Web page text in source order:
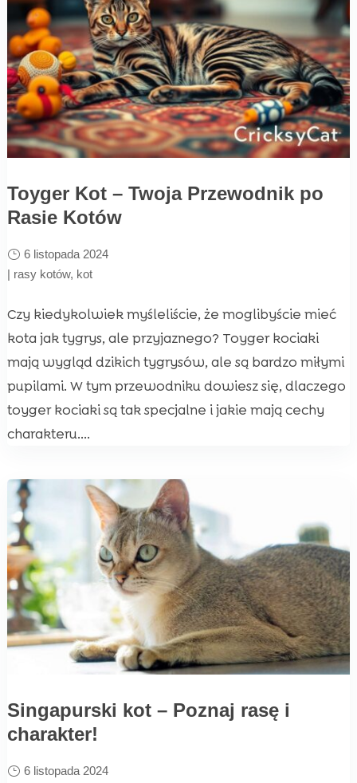
Toyger Kot – Twoja Przewodnik po
Rasie Kotów
6 listopada 2024
| rasy kotów, kot
Czy kiedykolwiek myśleliście, że moglibyście mieć
kota jak tygrys, ale przyjaznego? Toyger kociaki
mają wygląd dzikich tygrysów, ale są bardzo miłymi
pupilami. W tym przewodniku dowiesz się, dlaczego
toyger kociaki są tak specjalne i jakie mają cechy
charakteru....
Singapurski kot – Poznaj rasę i
charakter!
6 listopada 2024